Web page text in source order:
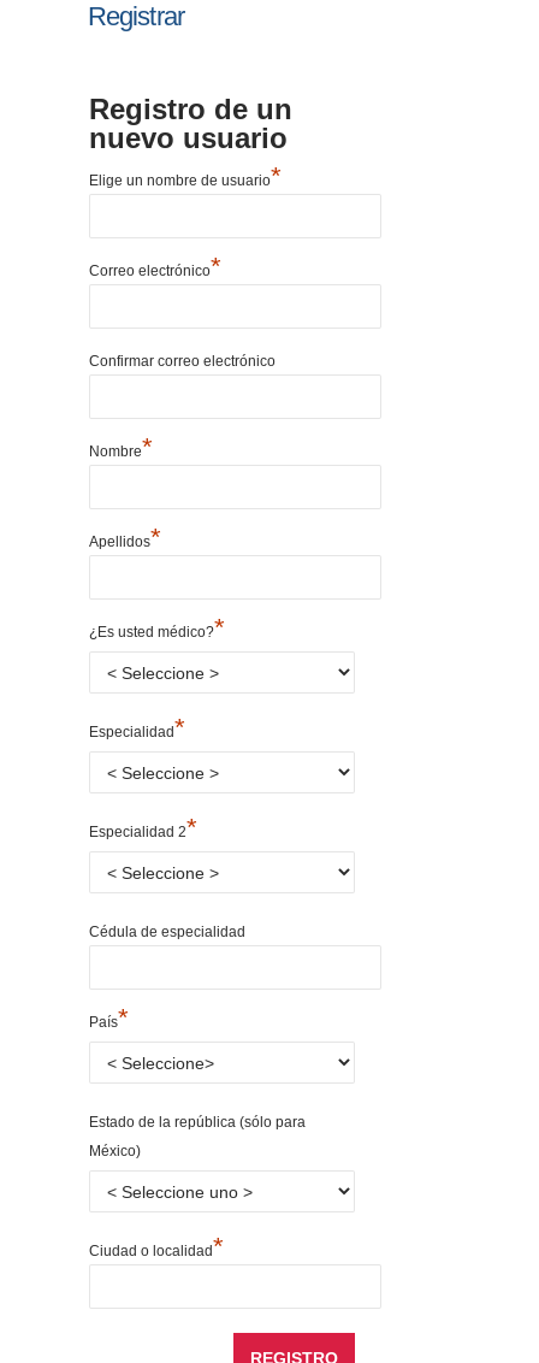
Registrar
Registro de un
nuevo usuario
Elige un nombre de usuario*
Correo electrónico*
Confirmar correo electrónico
Nombre*
Apellidos*
¿Es usted médico?*
Especialidad*
Especialidad 2*
Cédula de especialidad
País*
Estado de la república (sólo para
México)
Ciudad o localidad*